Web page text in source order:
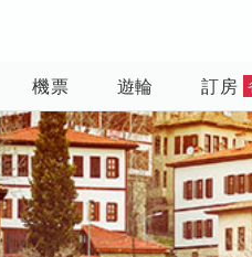
機票 遊輪 訂房